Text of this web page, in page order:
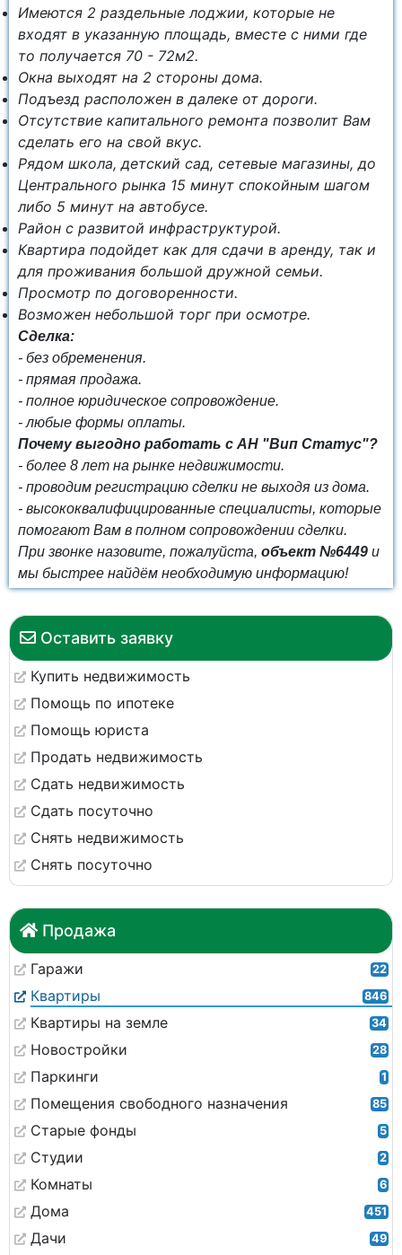
Оставить заявку
Купить недвижимость
Помощь по ипотеке
Помощь юриста
Продать недвижимость
Сдать недвижимость
Сдать посуточно
Снять недвижимость
Снять посуточно
Продажа
Гаражи 22
Квартиры 846
Квартиры на земле 34
Новостройки 28
Паркинги 1
Помещения свободного назначения 85
Старые фонды 5
Студии 2
Комнаты 6
Дома 451
Дачи 49
Имеются 2 раздельные лоджии, которые не
входят в указанную площадь, вместе с ними где
то получается 70 - 72м2.
Окна выходят на 2 стороны дома.
Подъезд расположен в далеке от дороги.
Отсутствие капитального ремонта позволит Вам
сделать его на свой вкус.
Рядом школа, детский сад, сетевые магазины, до
Центрального рынка 15 минут спокойным шагом
либо 5 минут на автобусе.
Район с развитой инфраструктурой.
Квартира подойдет как для сдачи в аренду, так и
для проживания большой дружной семьи.
Просмотр по договоренности.
Возможен небольшой торг при осмотре.
Сделка:
- без обременения.
- прямая продажа.
- полное юридическое сопровождение.
- любые формы оплаты.
Почему выгодно работать с АН "Вип Статус"?
- более 8 лет на рынке недвижимости.
- проводим регистрацию сделки не выходя из дома.
- высококвалифицированные специалисты, которые
помогают Вам в полном сопровождении сделки.
При звонке назовите, пожалуйста, объект №6449 и
мы быстрее найдём необходимую информацию!